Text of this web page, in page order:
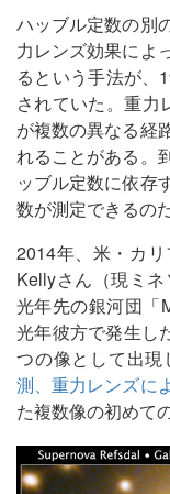
ハッブル定数の別
力レンズ効果によ
るという手法が、
されていた。重力
が複数の異なる経
れることがある。
ッブル定数に依存
数が測定できるのだ
2014年、米・カ
Kellyさん（現ミ
光年先の銀河団「
光年彼方で発生し
つの像として出現
測、重力レンズに
た複数像の初めて